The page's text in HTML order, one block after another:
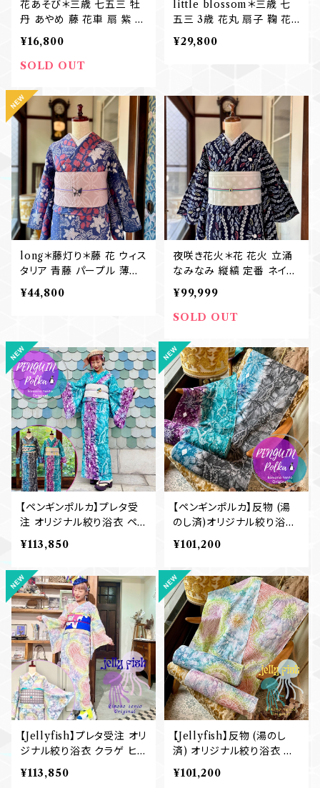
花あそび＊三歳 七五三 牡
丹 あやめ 藤 花車 扇 紫 パ
ープル アンティーク子供着
物 B759
¥16,800
SOLD OUT
little blossom＊三歳 七
五三 3歳 花丸 扇子 鞠 花
薬玉 ピンク 花 アンティー
ク子供着物 B758
¥29,800
long＊藤灯り＊藤 花 ウィス
タリア 青藤 パープル 薄紫
大人浴衣 有松鳴海絞り浴
衣 B757
¥44,800
夜咲き花火＊花 花火 立涌
なみなみ 縦縞 定番 ネイビ
ー ブルー 紺 濃紺 有松鳴
海絞り浴衣 B756
¥99,999
SOLD OUT
【ペンギンポルカ】プレタ受
注 オリジナル絞り浴衣 ペン
ギン 雪の結晶 S ML (仕立
て上がり)受注販売 有松鳴
海絞り浴衣
¥113,850
【ペンギンポルカ】反物 (湯
のし済)オリジナル絞り浴衣
ペンギン 雪の結晶 有松鳴
海絞り浴衣
¥101,200
【Jellyfish】プレタ受注 オリ
ジナル絞り浴衣 クラゲ ヒト
デ S ML (仕立て上がり)受
注販売 有松鳴海絞り浴衣
¥113,850
【Jellyfish】反物 (湯のし
済) オリジナル絞り浴衣 ク
ラゲ ヒトデ 有松鳴海絞り
浴衣
¥101,200